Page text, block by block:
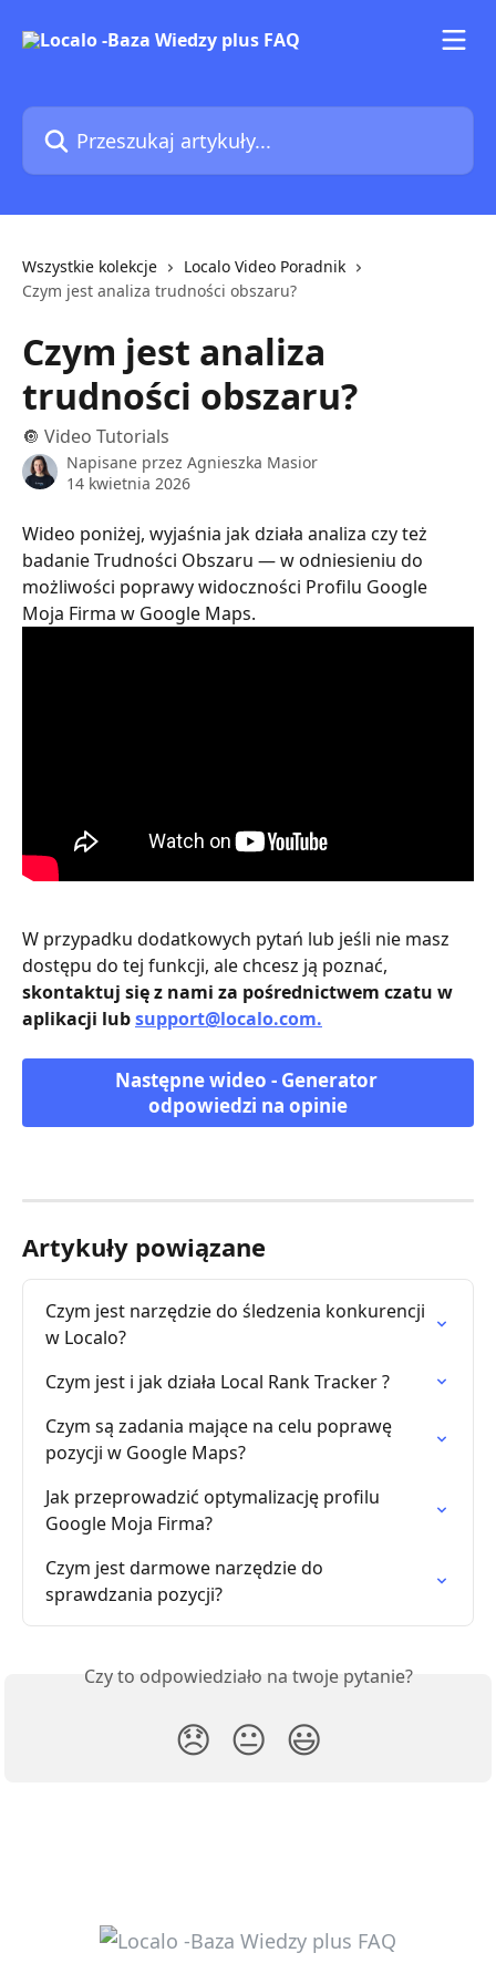
Przeszukaj artykuły...
Wszystkie kolekcje
Localo Video Poradnik
Czym jest analiza trudności obszaru?
Czym jest analiza
trudności obszaru?
🔘 Video Tutorials
Napisane przez Agnieszka Masior
14 kwietnia 2026
Wideo poniżej, wyjaśnia jak działa analiza czy też
badanie Trudności Obszaru — w odniesieniu do
możliwości poprawy widoczności Profilu Google
Moja Firma w Google Maps.
W przypadku dodatkowych pytań lub jeśli nie masz
dostępu do tej funkcji, ale chcesz ją poznać,
skontaktuj się z nami za pośrednictwem czatu w
aplikacji lub support@localo.com.
Następne wideo - Generator
odpowiedzi na opinie
Artykuły powiązane
Czym jest narzędzie do śledzenia konkurencji
w Localo?
Czym jest i jak działa Local Rank Tracker ?
Czym są zadania mające na celu poprawę
pozycji w Google Maps?
Jak przeprowadzić optymalizację profilu
Google Moja Firma?
Czym jest darmowe narzędzie do
sprawdzania pozycji?
Czy to odpowiedziało na twoje pytanie?
😞 😐 😃